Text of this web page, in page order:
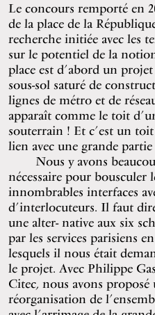
Le concours remporté en
de la place de la
recherche initiée avec les
sur le potentiel de la
place est d’abord un
sous-sol saturé de
lignes de métro et de
apparaît comme le toit
souterrain ! Et c’est un
lien avec une grande
Nous y avons
nécessaire pour bousculer
innombrables interfaces
d’interlocuteurs. Il faut
une alter- native aux six
par les services parisiens
lesquels il nous était
le projet. Avec Philippe
Citec, nous avons
réorganisation de